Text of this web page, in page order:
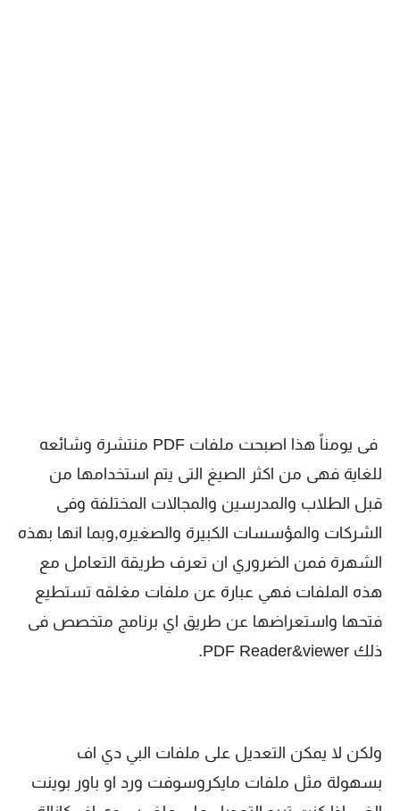
فى يومناً هذا اصبحت ملفات PDF منتشرة وشائعه
للغاية فهى من اكثر الصيغ التى يتم استخدامها من
قبل الطلاب والمدرسين والمجالات المختلفة وفى
الشركات والمؤسسات الكبيرة والصغيره,وبما انها بهذه
الشهرة فمن الضروري ان تعرف طريقة التعامل مع
هذه الملفات فهي عبارة عن ملفات مغلقه تستطيع
فتحها واستعراضها عن طريق اي برنامج متخصص فى
ذلك PDF Reader&viewer.
ولكن لا يمكن التعديل على ملفات البي دي اف
بسهولة مثل ملفات مايكروسوفت ورد او باور بوينت